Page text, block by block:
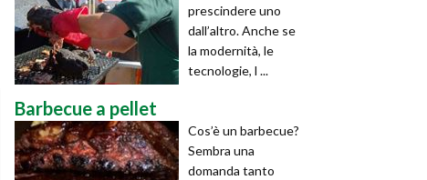
prescindere uno
dall’altro. Anche se
la modernità, le
tecnologie, l ...
Barbecue a pellet
Cos’è un barbecue?
Sembra una
domanda tanto